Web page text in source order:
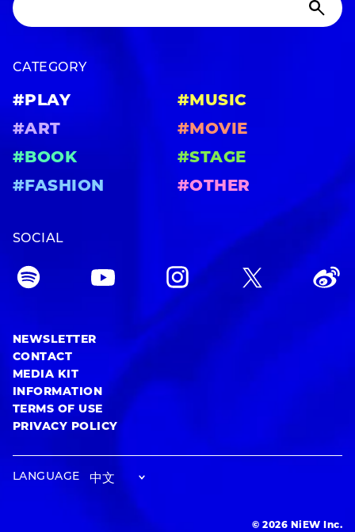
CATEGORY
#PLAY
#MUSIC
#ART
#MOVIE
#BOOK
#STAGE
#FASHION
#OTHER
SOCIAL
NEWSLETTER
CONTACT
MEDIA KIT
INFORMATION
TERMS OF USE
PRIVACY POLICY
LANGUAGE
© 2026 NiEW Inc.